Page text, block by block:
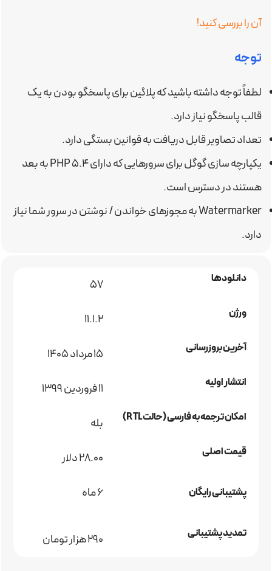
آن را بررسی کنید!
توجه
لطفاً توجه داشته باشید که پلاگین برای پاسخگو بودن به یک
قالب پاسخگو نیاز دارد.
تعداد تصاویر قابل دریافت به قوانین بستگی دارد.
یکپارچه سازی گوگل برای سرورهایی که دارای PHP 5.4 به بعد
هستند در دسترس است.
Watermarker به مجوزهای خواندن / نوشتن در سرور شما نیاز
دارد.
دانلودها 57
ورژن 11.1.2
آخرین بروزرسانی 15 مرداد 1405
انتشار اولیه 11 فروردین 1399
امکان ترجمه به فارسی (حالت RTL) بله
قیمت اصلی 28.00 دلار
پشتیبانی رایگان 6 ماه
تمدید پشتیبانی 290 هزار تومان